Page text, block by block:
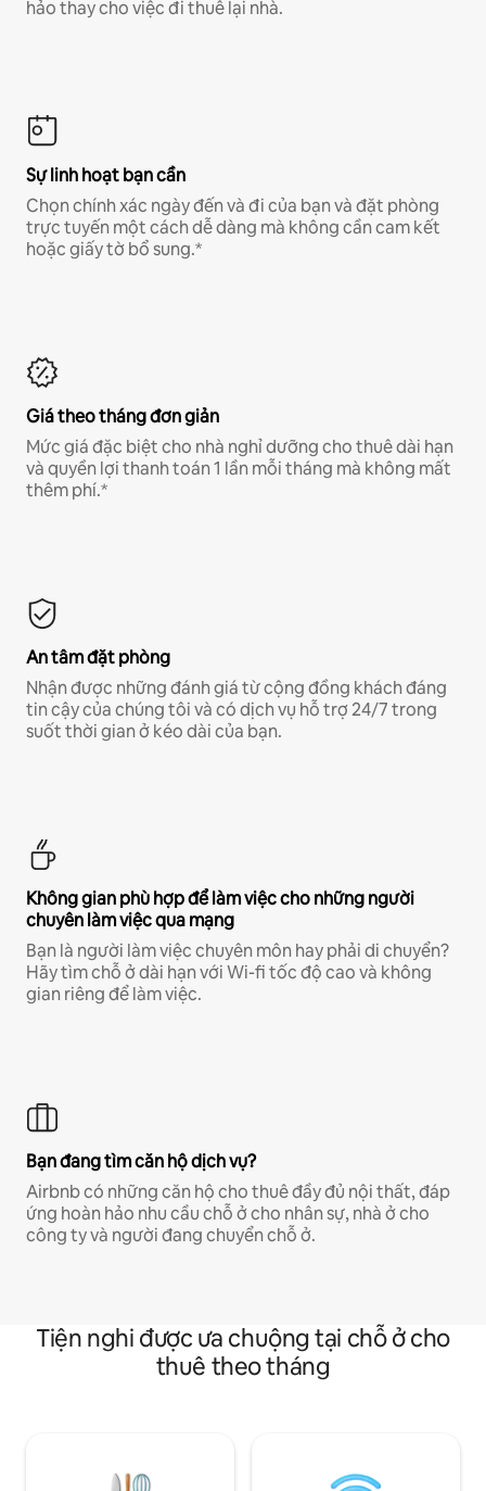
hảo thay cho việc đi thuê lại nhà.
Sự linh hoạt bạn cần
Chọn chính xác ngày đến và đi của bạn và đặt phòng
trực tuyến một cách dễ dàng mà không cần cam kết
hoặc giấy tờ bổ sung.*
Giá theo tháng đơn giản
Mức giá đặc biệt cho nhà nghỉ dưỡng cho thuê dài hạn
và quyền lợi thanh toán 1 lần mỗi tháng mà không mất
thêm phí.*
An tâm đặt phòng
Nhận được những đánh giá từ cộng đồng khách đáng
tin cậy của chúng tôi và có dịch vụ hỗ trợ 24/7 trong
suốt thời gian ở kéo dài của bạn.
Không gian phù hợp để làm việc cho những người
chuyên làm việc qua mạng
Bạn là người làm việc chuyên môn hay phải di chuyển?
Hãy tìm chỗ ở dài hạn với Wi-fi tốc độ cao và không
gian riêng để làm việc.
Bạn đang tìm căn hộ dịch vụ?
Airbnb có những căn hộ cho thuê đầy đủ nội thất, đáp
ứng hoàn hảo nhu cầu chỗ ở cho nhân sự, nhà ở cho
công ty và người đang chuyển chỗ ở.
Tiện nghi được ưa chuộng tại chỗ ở cho
thuê theo tháng